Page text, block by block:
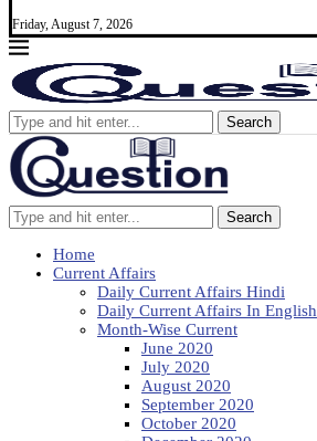
Friday, August 7, 2026
Search
Search
Home
Current Affairs
Daily Current Affairs Hindi
Daily Current Affairs In English
Month-Wise Current
June 2020
July 2020
August 2020
September 2020
October 2020